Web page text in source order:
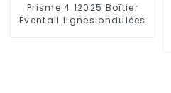
Prisme 4 12025 Boîtier
Éventail lignes ondulées